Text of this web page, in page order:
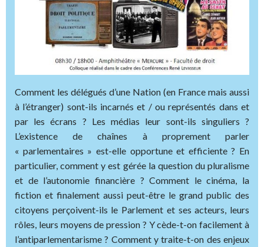
Comment les délégués d’une Nation (en France mais aussi
à l’étranger) sont-ils incarnés et / ou représentés dans et
par les écrans ? Les médias leur sont-ils singuliers ?
L’existence de chaînes à proprement parler
« parlementaires » est-elle opportune et efficiente ? En
particulier, comment y est gérée la question du pluralisme
et de l’autonomie financière ? Comment le cinéma, la
fiction et finalement aussi peut-être le grand public des
citoyens perçoivent-ils le Parlement et ses acteurs, leurs
rôles, leurs moyens de pression ? Y cède-t-on facilement à
l’antiparlementarisme ? Comment y traite-t-on des enjeux